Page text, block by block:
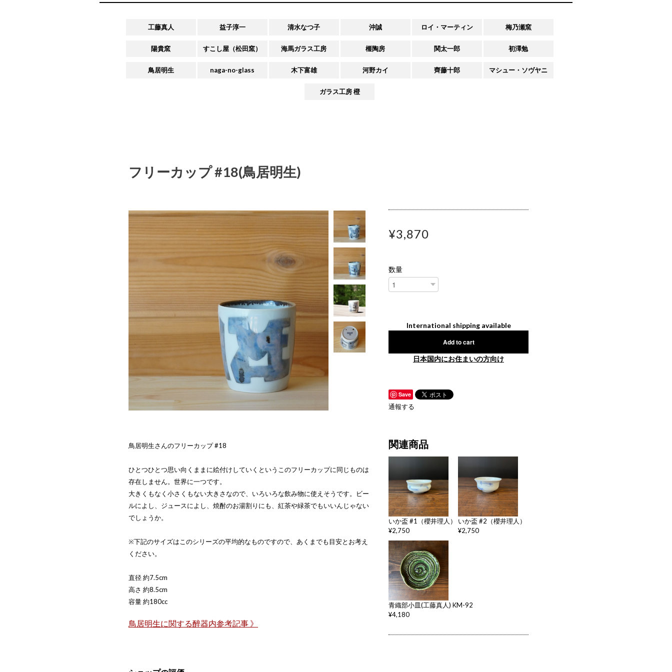
工藤真人 益子淳一 清水なつ子 沖誠 ロイ・マーティン 梅乃瀬窯
陽貴窯 すこし屋（松田窯） 海馬ガラス工房 榧陶房 関太一郎 初澤勉
鳥居明生 naga-no-glass 木下富雄 河野カイ 齊藤十郎 マシュー・ソヴヤニ
ガラス工房 橙
フリーカップ #18(鳥居明生)
鳥居明生さんのフリーカップ #18
ひとつひとつ思い向くままに絵付けしていくというこのフリーカップに同じものは
存在しません。世界に一つです。
大きくもなく小さくもない大きさなので、いろいろな飲み物に使えそうです。ビー
ルによし、ジュースによし、焼酎のお湯割りにも、紅茶や緑茶でもいいんじゃない
でしょうか。
※下記のサイズはこのシリーズの平均的なものですので、あくまでも目安とお考え
ください。
直径 約7.5cm
高さ 約8.5cm
容量 約180cc
鳥居明生に関する醉器内参考記事 》
¥3,870
数量
International shipping available
Add to cart
日本国内にお住まいの方向け
Save
通報する
関連商品
いか盃 #1（櫻井理人）
¥2,750
いか盃 #2（櫻井理人）
¥2,750
青織部小皿(工藤真人) KM-92
¥4,180